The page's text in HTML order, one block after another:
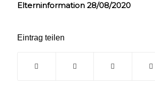
Elterninformation 28/08/2020
Eintrag teilen